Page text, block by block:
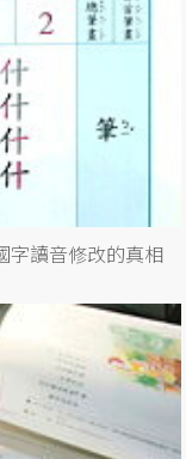
字讀音修改的真相